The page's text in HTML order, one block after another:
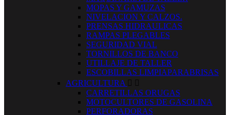
MOPAS Y GAMUZAS
NIVELACION Y CALZOS.
PRENSAS HIDRAULICAS
RAMPAS PLEGABLES
SEGURIDAD VIAL
TORNILLOS DE BANCO
UTILLAJE DE TALLER
ESCOBILLAS LIMPIAPARABRISAS
AGRICULTURA  
CARRETILLAS ORUGAS
MOTOCULTORES DE GASOLINA
PERFORADORAS